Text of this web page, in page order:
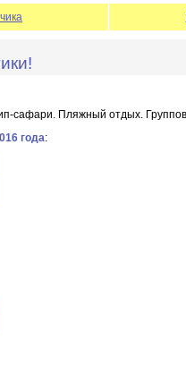
сафари. Пляжный отдых.
года: